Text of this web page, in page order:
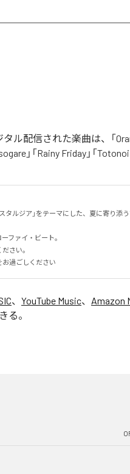
ル配信された楽曲は、「
」「Rainy Friday」「Totonoi
タルジア」をテーマにした、夏に寄り添う
ファイ・ビート。
さい。
お過ごしください
、 YouTube Music、 Amazon
る。